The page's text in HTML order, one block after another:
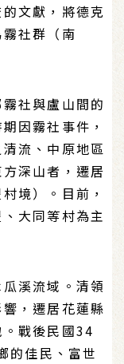
文獻，將德克
社群（南
社與盧山間的
因霧社事件，
流、中原地區
深山者，遷居
境）。目前，
大同等村為主
溪流域。清領
，遷居花蓮縣
戰後民國34
的佳民、富世